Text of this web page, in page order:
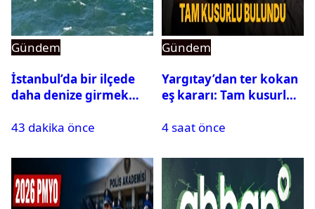
Gündem
İstanbul’da bir ilçede
daha denize girmek
43 dakika önce
Gündem
Yargıtay’dan ter kokan
eş kararı: Tam kusurlu
4 saat önce